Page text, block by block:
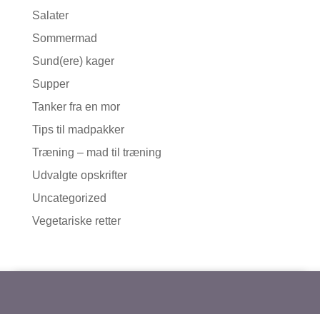
Salater
Sommermad
Sund(ere) kager
Supper
Tanker fra en mor
Tips til madpakker
Træning – mad til træning
Udvalgte opskrifter
Uncategorized
Vegetariske retter